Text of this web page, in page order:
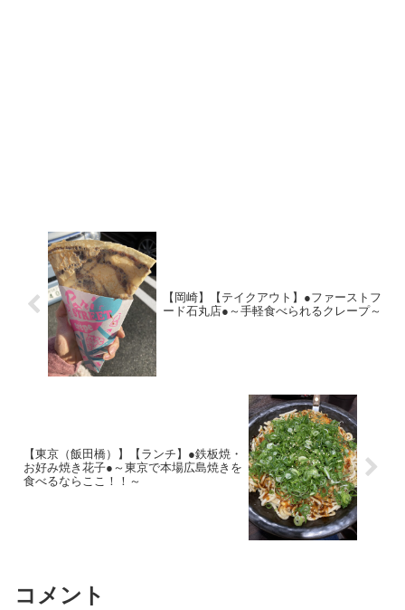
【岡崎】【テイクアウト】●ファーストフ
ード石丸店●～手軽食べられるクレープ～
【東京（飯田橋）】【ランチ】●鉄板焼・
お好み焼き花子●～東京で本場広島焼きを
食べるならここ！！～
コメント